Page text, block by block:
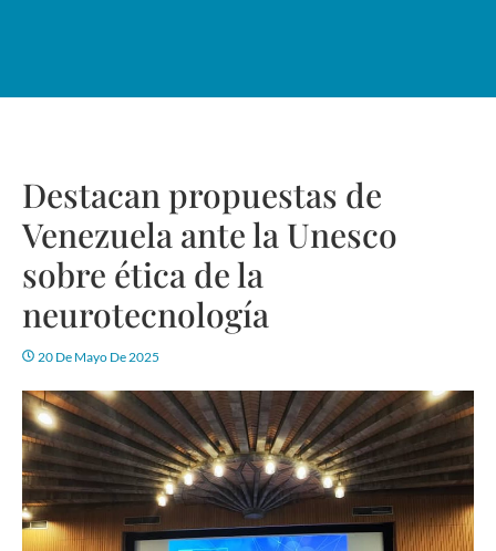
Destacan propuestas de
Venezuela ante la Unesco
sobre ética de la
neurotecnología
20 De Mayo De 2025